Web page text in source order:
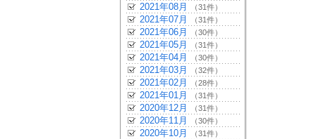
2021年08月 （31件）
2021年07月 （31件）
2021年06月 （30件）
2021年05月 （31件）
2021年04月 （30件）
2021年03月 （32件）
2021年02月 （28件）
2021年01月 （31件）
2020年12月 （31件）
2020年11月 （30件）
2020年10月 （31件）